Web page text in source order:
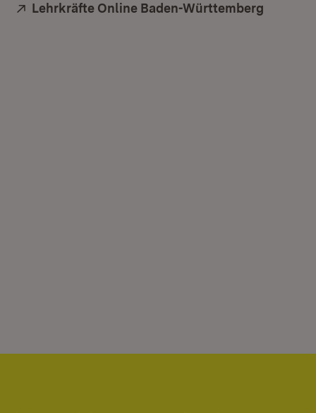
Extern:
Lehrkräfte Online Baden-Württemberg